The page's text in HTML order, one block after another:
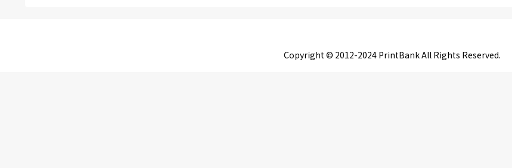
Copyright © 2012-2024 PrintBank All Rights Reserved.